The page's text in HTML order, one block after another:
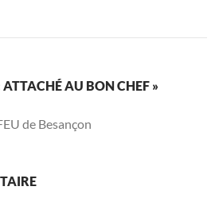
ATTACHÉ AU BON CHEF »
de Besançon